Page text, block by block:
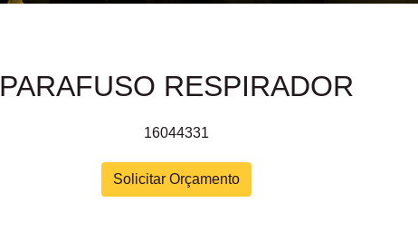
PARAFUSO RESPIRADOR
16044331
Solicitar Orçamento